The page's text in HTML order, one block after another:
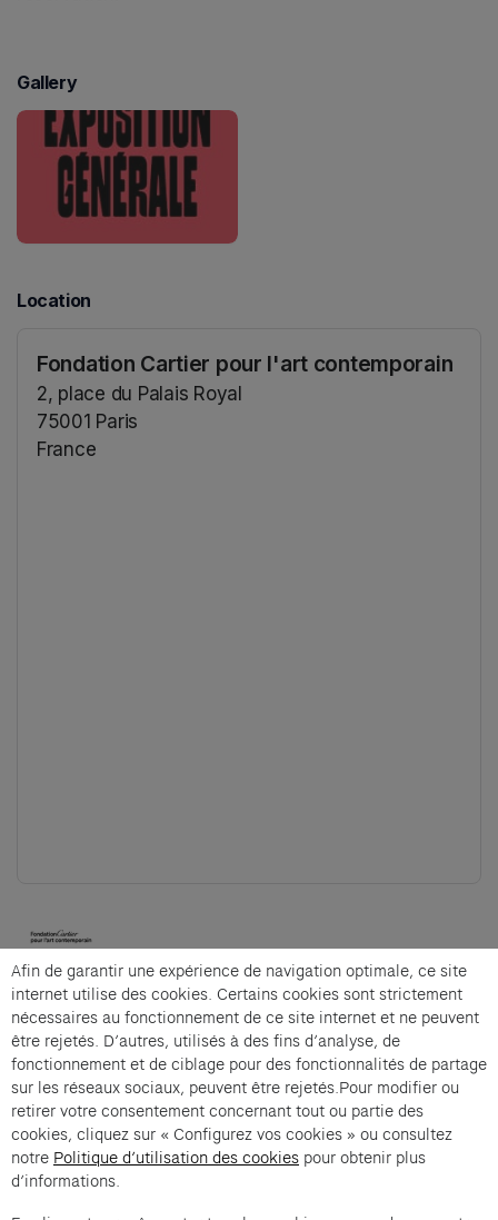
Gallery
Location
Fondation Cartier pour l'art contemporain
2, place du Palais Royal
75001 Paris
France
Cartier et Compagnie
Exposition Générale is an offer from Cartier et
Compagnie .
Imprint of the organizer(opens in a new tab)
Data privacy of the organizer(opens in
General terms and conditions of the organizer
Afin de garantir une expérience de navigation optimale, ce site
internet utilise des cookies. Certains cookies sont strictement
nécessaires au fonctionnement de ce site internet et ne peuvent
être rejetés. D’autres, utilisés à des fins d’analyse, de
fonctionnement et de ciblage pour des fonctionnalités de partage
sur les réseaux sociaux, peuvent être rejetés.Pour modifier ou
retirer votre consentement concernant tout ou partie des
cookies, cliquez sur « Configurez vos cookies » ou consultez
notre Politique d’utilisation des cookies pour obtenir plus
d’informations.